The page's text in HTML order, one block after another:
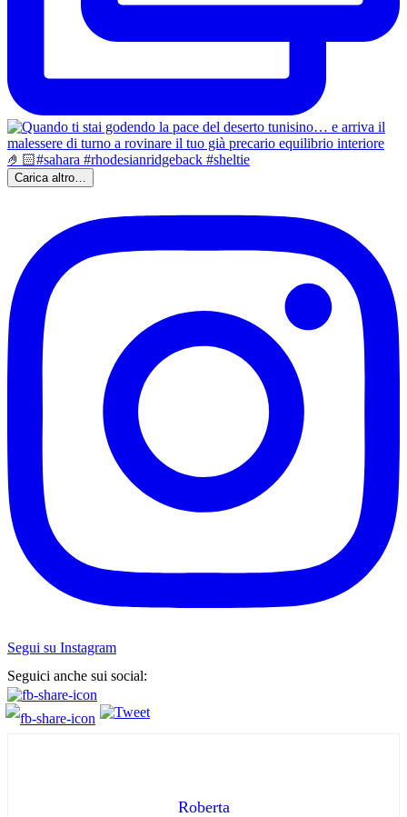
Carica altro…
Segui su Instagram
Seguici anche sui social:
Roberta